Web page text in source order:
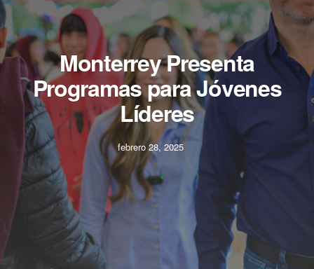
Monterrey Presenta
Programas para Jóvenes
Líderes
febrero 28, 2025